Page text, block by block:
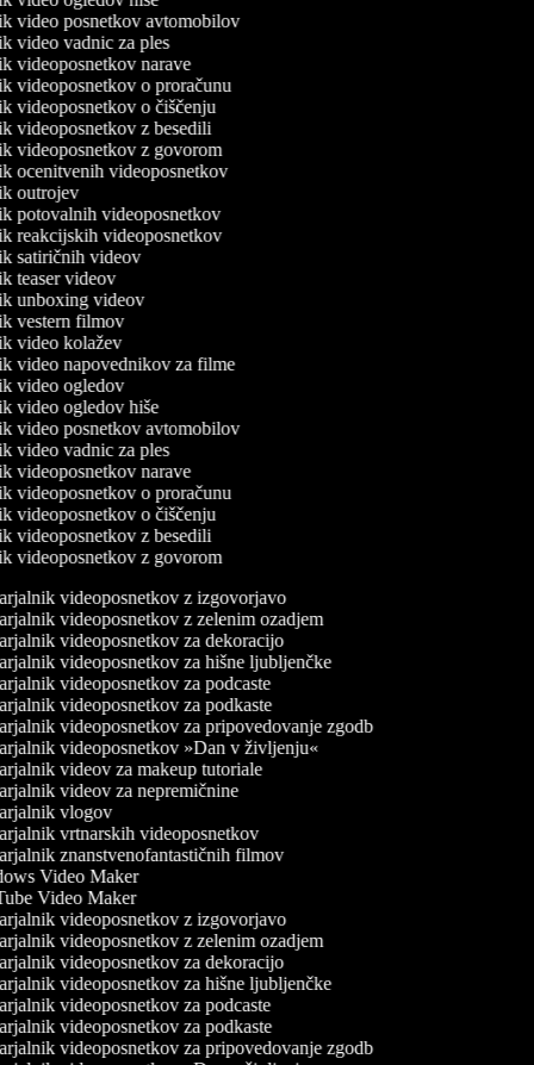
video posnetkov avtomobilov
video vadnic za ples
videoposnetkov narave
videoposnetkov o proračunu
videoposnetkov o čiščenju
videoposnetkov z besedili
videoposnetkov z govorom
ocenitvenih videoposnetkov
outrojev
potovalnih videoposnetkov
reakcijskih videoposnetkov
satiričnih videov
teaser videov
unboxing videov
vestern filmov
video kolažev
video napovednikov za filme
video ogledov
video ogledov hiše
video posnetkov avtomobilov
video vadnic za ples
videoposnetkov narave
videoposnetkov o proračunu
videoposnetkov o čiščenju
videoposnetkov z besedili
videoposnetkov z govorom
videoposnetkov z izgovorjavo
videoposnetkov z zelenim ozadjem
videoposnetkov za dekoracijo
videoposnetkov za hišne ljubljenčke
videoposnetkov za podcaste
videoposnetkov za podkaste
videoposnetkov za pripovedovanje zgodb
videoposnetkov »Dan v življenju«
videov za makeup tutoriale
videov za nepremičnine
vlogov
vrtnarskih videoposnetkov
znanstvenofantastičnih filmov
Video Maker
Video Maker
videoposnetkov z izgovorjavo
videoposnetkov z zelenim ozadjem
videoposnetkov za dekoracijo
videoposnetkov za hišne ljubljenčke
videoposnetkov za podcaste
videoposnetkov za podkaste
videoposnetkov za pripovedovanje zgodb